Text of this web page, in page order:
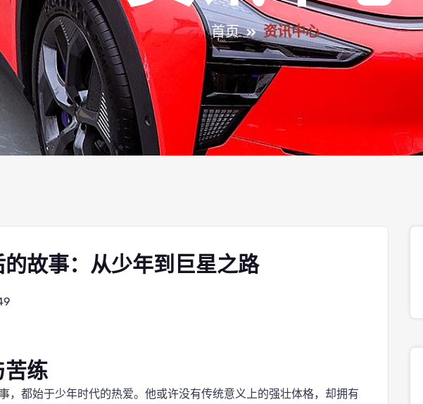
首页 资讯中心
故事：从少年到巨星之路
苦练
，都始于少年时代的热爱。他或许没有传统意义上的强壮体格，却拥有